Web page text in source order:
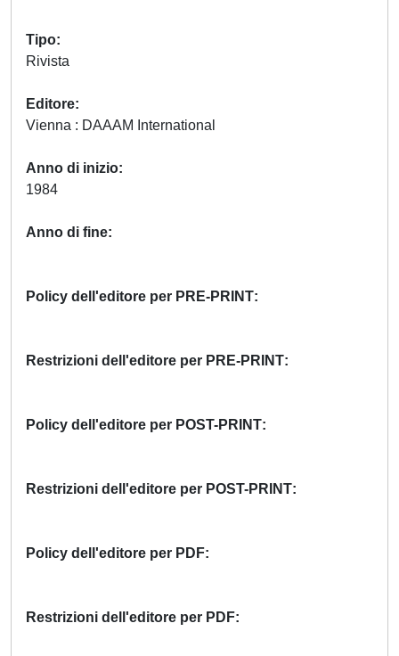
Tipo
Rivista
Editore
Anno di inizio
Anno di fine
Policy dell'editore per PRE-PRINT
Restrizioni dell'editore per PRE-PRINT
Policy dell'editore per POST-PRINT
Restrizioni dell'editore per POST-PRINT
Policy dell'editore per PDF
Restrizioni dell'editore per PDF